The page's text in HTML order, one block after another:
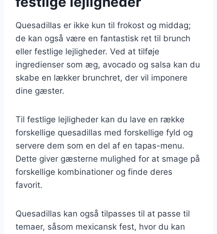
Quesadillas er ikke kun til frokost og middag;
de kan også være en fantastisk ret til brunch
eller festlige lejligheder. Ved at tilføje
ingredienser som æg, avocado og salsa kan du
skabe en lækker brunchret, der vil imponere
dine gæster.
Til festlige lejligheder kan du lave en række
forskellige quesadillas med forskellige fyld og
servere dem som en del af en tapas-menu.
Dette giver gæsterne mulighed for at smage på
forskellige kombinationer og finde deres
favorit.
Quesadillas kan også tilpasses til at passe til
temaer, såsom mexicansk fest, hvor du kan